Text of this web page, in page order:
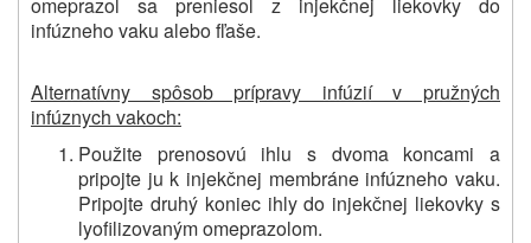
infúzneho vaku alebo fľaše.
Alternatívny spôsob prípravy infúzií v pružných
infúznych vakoch:
Použite prenosovú ihlu s dvoma koncami a
pripojte ju k injekčnej membráne infúzneho vaku.
Pripojte druhý koniec ihly do injekčnej liekovky s
lyofilizovaným omeprazolom.